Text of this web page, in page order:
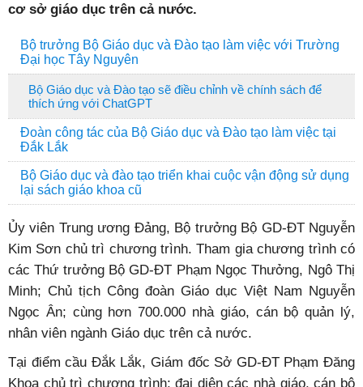
cơ sở giáo dục trên cả nước.
Bộ trưởng Bộ Giáo dục và Đào tạo làm việc với Trường
Đại học Tây Nguyên
Bộ Giáo dục và Đào tạo sẽ điều chỉnh về chính sách để
thích ứng với ChatGPT
Đoàn công tác của Bộ Giáo dục và Đào tạo làm việc tại
Đắk Lắk
Bộ Giáo dục và đào tạo triển khai cuộc vận động sử dụng
lại sách giáo khoa cũ
Ủy viên Trung ương Đảng, Bộ trưởng Bộ GD-ĐT Nguyễn
Kim Sơn chủ trì chương trình. Tham gia chương trình có
các Thứ trưởng Bộ GD-ĐT Phạm Ngọc Thưởng, Ngô Thị
Minh; Chủ tịch Công đoàn Giáo dục Việt Nam Nguyễn
Ngọc Ân; cùng hơn 700.000 nhà giáo, cán bộ quản lý,
nhân viên ngành Giáo dục trên cả nước.
Tại điểm cầu Đắk Lắk, Giám đốc Sở GD-ĐT Phạm Đăng
Khoa chủ trì chương trình; đại diện các nhà giáo, cán bộ